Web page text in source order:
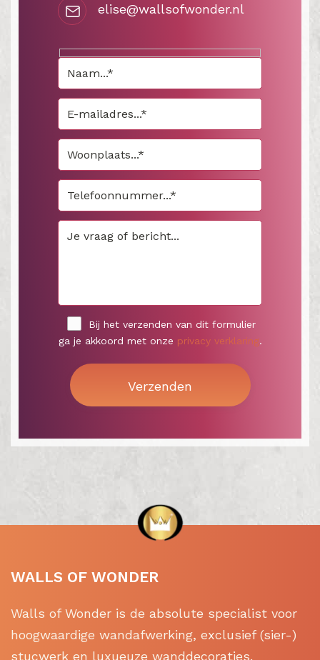
elise@wallsofwonder.nl
Bij het verzenden van dit formulier
ga je akkoord met onze privacy verklaring.
WALLS OF WONDER
Walls of Wonder is de absolute specialist voor
hoogwaardige wandafwerking, exclusief (sier-)
stucwerk en luxueuze wanddecoraties.